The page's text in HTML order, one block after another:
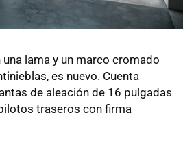
lama y un marco cromado
es nuevo. Cuenta
de aleación de 16 pulgadas
traseros con firma